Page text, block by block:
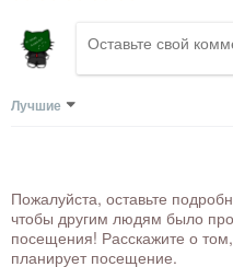
Лучшие
Пожалуйста, оставьте
чтобы другим людям было
посещения! Расскажите о том,
планирует посещение.